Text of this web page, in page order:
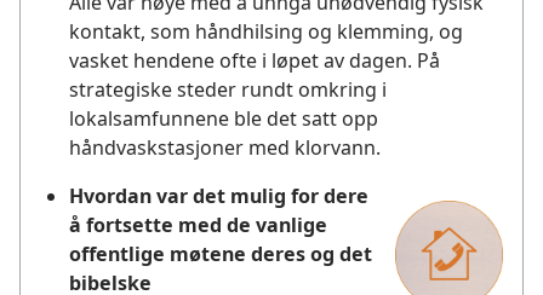
kontakt, som håndhilsing og klemming, og
vasket hendene ofte i løpet av dagen. På
strategiske steder rundt omkring i
lokalsamfunnene ble det satt opp
håndvaskstasjoner med klorvann.
Hvordan var det mulig for dere
å fortsette med de vanlige
offentlige møtene deres og det
bibelske